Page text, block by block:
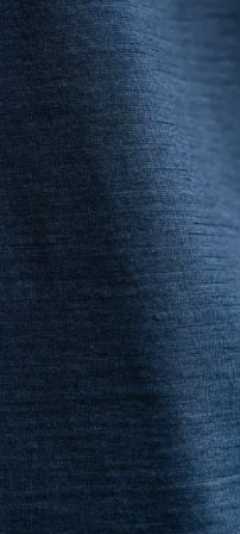
Model is 170cm and wearing size